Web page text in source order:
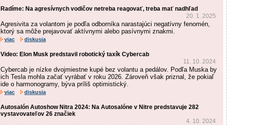
Radíme: Na agresívnych vodičov netreba reagovať, treba mať nadhľad
20. 1. 2025
Agresivita za volantom je podľa odborníka narastajúci negatívny fenomén,
ktorý sa môže prejavovať aktívnymi alebo pasívnymi znakmi.
viac diskusia
Video: Elon Musk predstavil robotický taxík Cybercab
11. 10. 2024
Cybercab je nízke dvojmiestne kupé bez volantu a pedálov. Podľa Muska by
ich Tesla mohla začať vyrábať v roku 2026. Zároveň však priznal, že pokiaľ
ide o harmonogramy, býva príliš optimistický.
viac diskusia
Autosalón Autoshow Nitra 2024: Na Autosalóne v Nitre predstavuje 282
vystavovateľov 26 značiek
4. 10. 2024